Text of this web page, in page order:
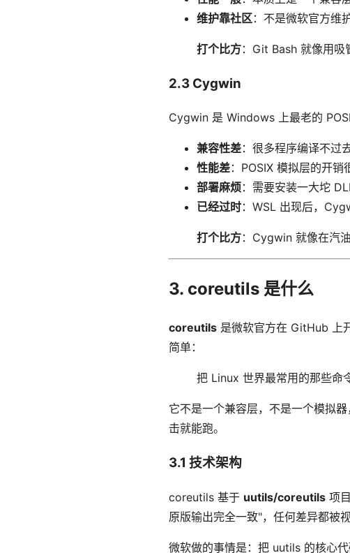
维护靠社区：不是微软官方维
打个比方：Git Bash 就像用
2.3 Cygwin
Cygwin 是 Windows 上最老的
兼容性差：很多程序编译不过
性能差：POSIX 模拟层的开销
部署麻烦：需要安装一大坨
已经过时：WSL 出现后，
打个比方：Cygwin 就像在汽
3. coreutils 是什么
coreutils 是微软官方在 GitHub 上
简单：
把 Linux 世界最常用的那些命
它不是一个兼容层，不是一个模拟
击就能跑。
3.1 技术架构
coreutils 基于 uutils/coreutils 项
原版输出完全一致"，任何差异都被
微软做的事情是：把 uutils 的核心